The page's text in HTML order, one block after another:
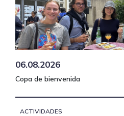
06.08.2026
Copa de bienvenida
ACTIVIDADES